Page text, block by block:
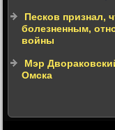
Песков признал,
болезненным,
войны
Мэр
Омска